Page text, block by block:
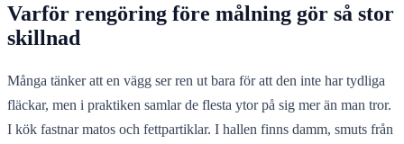
Varför rengöring före målning gör så stor
skillnad
Många tänker att en vägg ser ren ut bara för att den inte har tydliga
fläckar, men i praktiken samlar de flesta ytor på sig mer än man tror.
I kök fastnar matos och fettpartiklar. I hallen finns damm, smuts från